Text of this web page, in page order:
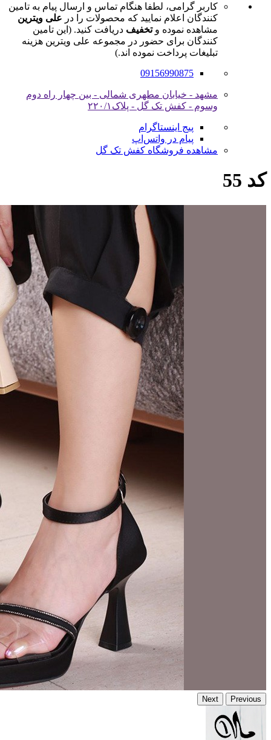
کاربر گرامی، لطفا هنگام تماس و ارسال پیام به تامین
کنندگان اعلام نمایید که محصولات را در علی ویترین
مشاهده نموده وتخفیف دریافت کنید. (این تامین
کنندگان برای حضور در مجموعه علی ویترین هزینه
تبلیغات پرداخت نموده اند.)
09156990875
مشهد - خیابان مطهری شمالی - بین چهار راه دوم
وسوم - کفش تک گل - پلاک۲۲۰/۱
پیج اینستاگرام
پیام در واتس‌اپ
مشاهده فروشگاه کفش تک گل
کد 55
Previous
Next